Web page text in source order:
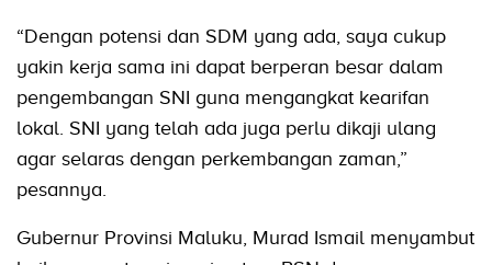
“Dengan potensi dan SDM yang ada, saya cukup
yakin kerja sama ini dapat berperan besar dalam
pengembangan SNI guna mengangkat kearifan
lokal. SNI yang telah ada juga perlu dikaji ulang
agar selaras dengan perkembangan zaman,”
pesannya.
Gubernur Provinsi Maluku, Murad Ismail menyambut